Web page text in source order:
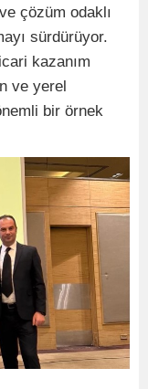
çözüm odaklı
sürdürüyor.
kazanım
ve yerel
bir örnek